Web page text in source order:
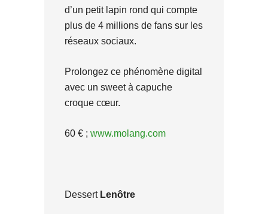
d’un petit lapin rond qui compte
plus de 4 millions de fans sur les
réseaux sociaux.
Prolongez ce phénomène digital
avec un sweet à capuche
croque cœur.
60 € ; www.molang.com
Dessert Lenôtre